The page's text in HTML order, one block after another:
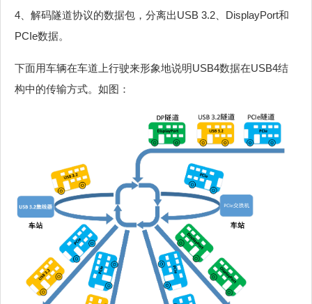
4、解码隧道协议的数据包，分离出USB 3.2、DisplayPort和
PCIe数据。
下面用车辆在车道上行驶来形象地说明USB4数据在USB4结
构中的传输方式。如图：